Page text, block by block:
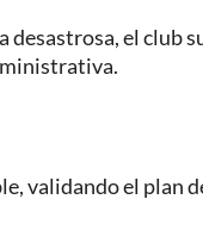
desastrosa, el club
validando el plan